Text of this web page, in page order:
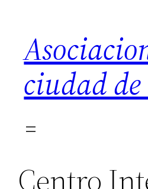
contenido
ciudad
Centro